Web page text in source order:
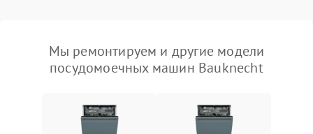
Мы ремонтируем и другие модели
посудомоечных машин Bauknecht